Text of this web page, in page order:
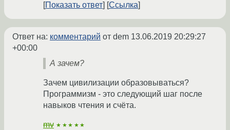
Показать ответ
Ссылка
Ответ на: комментарий от dem 13.06.2019 20:29:27
+00:00
А зачем?
Зачем цивилизации образовываться?
Программизм - это следующий шаг после
навыков чтения и счёта.
mv ★★★★★